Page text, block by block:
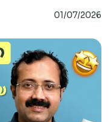
01/07/2026